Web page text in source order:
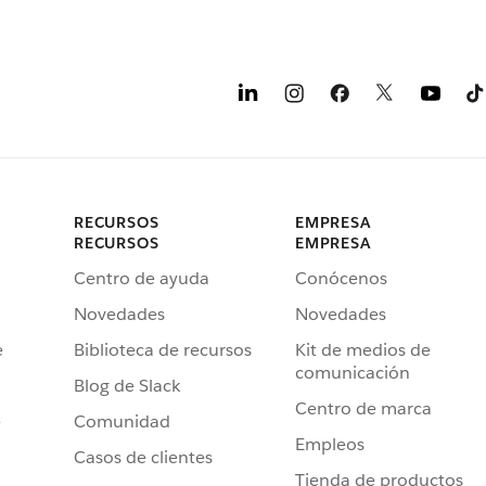
RECURSOS
RECURSOS
Centro de ayuda
Novedades
Biblioteca de recursos
Blog de Slack
Comunidad
Casos de clientes
EMPRESA
EMPRESA
Conócenos
Novedades
Kit de medios de
comunicación
Centro de marca
Empleos
Tienda de productos